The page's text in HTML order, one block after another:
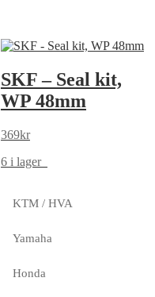
SKF – Seal kit,
WP 48mm
369kr
6 i lager
KTM / HVA
Yamaha
Honda